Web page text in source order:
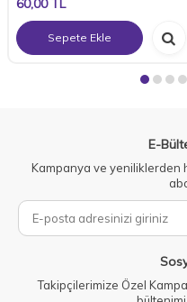
60,00TL
Sepete Ekle
E-
Kampanya ve yeniliklerden
Takipçilerimize Özel